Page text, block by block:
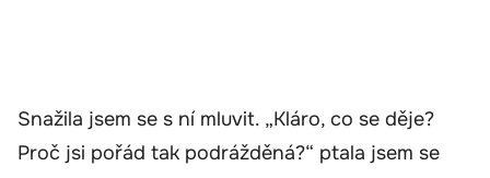
Snažila jsem se s ní mluvit. „Kláro, co se děje?
Proč jsi pořád tak podrážděná?“ ptala jsem se